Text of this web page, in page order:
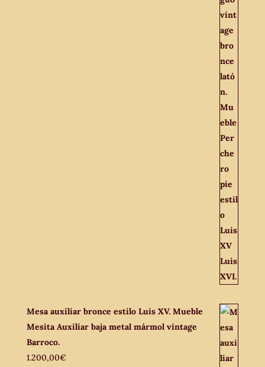
Mesa auxiliar bronce estilo Luis XV. Mueble
Mesita Auxiliar baja metal mármol vintage
Barroco.
1.200,00€